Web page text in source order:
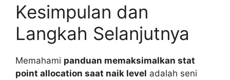
Kesimpulan dan
Langkah Selanjutnya
Memahami panduan memaksimalkan stat
point allocation saat naik level adalah seni